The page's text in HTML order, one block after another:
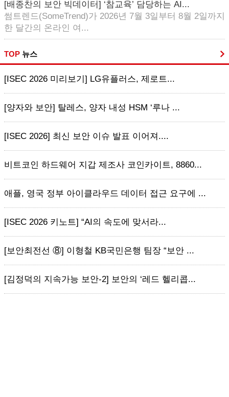
[배종찬의 보안 빅데이터] ‘참교육’ 담당하는 AI...
썸트렌드(SomeTrend)가 2026년 7월 3일부터 8월 2일까지
한 달간의 온라인 여...
TOP 뉴스
[ISEC 2026 미리보기] LG유플러스, 제로트...
[양자와 보안] 탈레스, 양자 내성 HSM ‘루나 ...
[ISEC 2026] 최신 보안 이슈 발표 이어져....
비트코인 하드웨어 지갑 제조사 코인카이트, 8860...
애플, 영국 정부 아이클라우드 데이터 접근 요구에 ...
[ISEC 2026 키노트] “AI의 속도에 맞서라...
[보안최전선 ⑧] 이형철 KB국민은행 팀장 “보안 ...
[김정덕의 지속가능 보안-2] 보안의 ‘레드 헬리콥...